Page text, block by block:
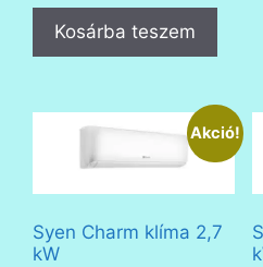
was:
443230 Ft.
is:
Kosárba teszem
Akció!
Syen Charm klíma 2,7
kW